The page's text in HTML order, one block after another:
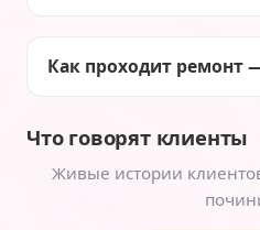
Как проходит ремонт
Что говорят клиенты
Живые истории